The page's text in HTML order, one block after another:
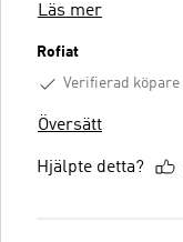
Läs mer
Rofiat
Verifierad köpare
Översätt
Hjälpte detta?